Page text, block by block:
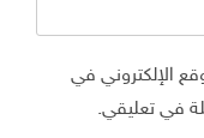
الإلكتروني في
في تعليقي.